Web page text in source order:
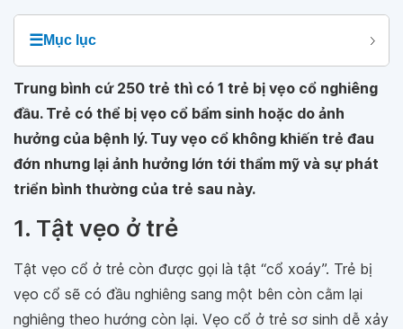
☰Mục lục
Trung bình cứ 250 trẻ thì có 1 trẻ bị vẹo cổ nghiêng
đầu. Trẻ có thể bị vẹo cổ bẩm sinh hoặc do ảnh
hưởng của bệnh lý. Tuy vẹo cổ không khiến trẻ đau
đớn nhưng lại ảnh hưởng lớn tới thẩm mỹ và sự phát
triển bình thường của trẻ sau này.
1. Tật vẹo ở trẻ
Tật vẹo cổ ở trẻ còn được gọi là tật “cổ xoáy”. Trẻ bị
vẹo cổ sẽ có đầu nghiêng sang một bên còn cằm lại
nghiêng theo hướng còn lại. Vẹo cổ ở trẻ sơ sinh dễ xảy